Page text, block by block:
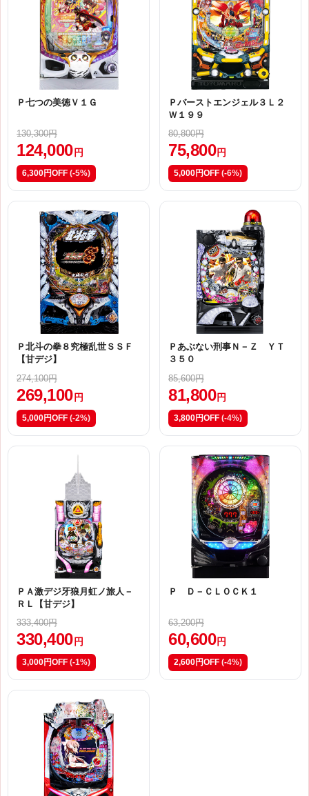
Ｐ七つの美徳Ｖ１Ｇ
130,300円
124,000 円
6,300円OFF (-5%)
Ｐバーストエンジェル３Ｌ２
Ｗ１９９
80,800円
75,800 円
5,000円OFF (-6%)
Ｐ北斗の拳８究極乱世ＳＳＦ
【甘デジ】
274,100円
269,100円
5,000円OFF (-2%)
Ｐあぶない刑事Ｎ－Ｚ ＹＴ
３５０
85,600円
81,800円
3,800円OFF (-4%)
ＰＡ激デジ牙狼月虹ノ旅人－
ＲＬ【甘デジ】
333,400円
330,400 円
3,000円OFF (-1%)
Ｐ Ｄ－ＣＬＯＣＫ１
63,200円
60,600 円
2,600円OFF (-4%)